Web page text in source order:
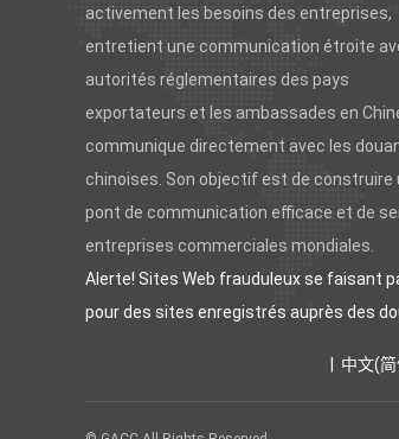
activement les besoins des entreprises,
entretient une communication étroite
autorités réglementaires des pays
exportateurs et les ambassades en
communique directement avec les
chinoises. Son objectif est de construire
pont de communication efficace et de
entreprises commerciales mondiales.
Alerte! Sites Web frauduleux se faisant
pour des sites enregistrés auprès des
中文(